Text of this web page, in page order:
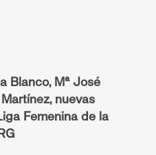
Blanco, Mª José
nuevas
Femenina de la